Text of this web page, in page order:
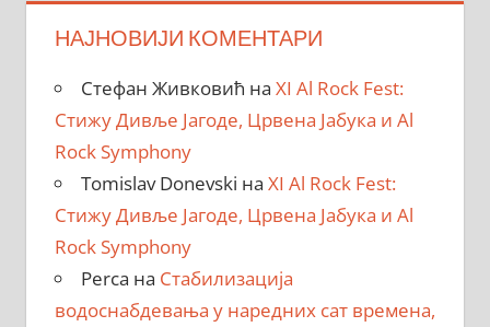
НАЈНОВИЈИ КОМЕНТАРИ
Стефан Живковић на XI Al Rock Fest:
Стижу Дивље Јагоде, Црвена Јабука и Al
Rock Symphony
Tomislav Donevski на XI Al Rock Fest:
Стижу Дивље Јагоде, Црвена Јабука и Al
Rock Symphony
Perca на Стабилизација
водоснабдевања у наредних сат времена,